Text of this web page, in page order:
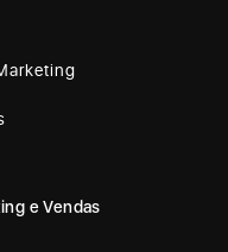
e Vendas